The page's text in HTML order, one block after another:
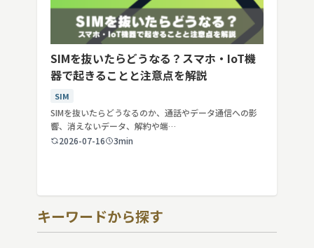
SIMを抜いたらどうなる？スマホ・IoT機
器で起きることと注意点を解説
SIM
SIMを抜いたらどうなるのか、通話やデータ通信への影
響、消えないデータ、解約や端…
2026-07-16
3min
キーワードから探す